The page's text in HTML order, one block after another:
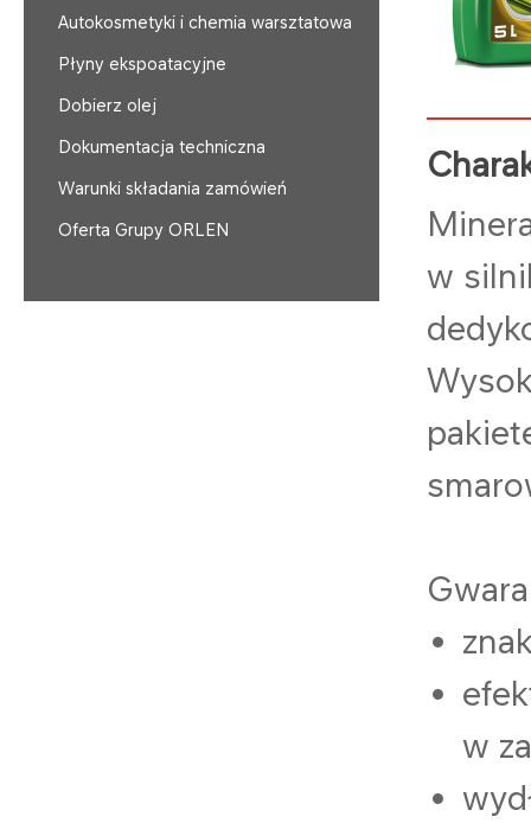
Autokosmetyki i chemia warsztatowa
Płyny ekspoatacyjne
Dobierz olej
Dokumentacja techniczna
Warunki składania zamówień
Oferta Grupy ORLEN
w
w